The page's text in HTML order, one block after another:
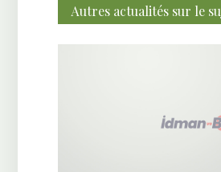
Autres actualités sur le